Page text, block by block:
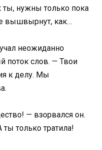
ты, нужны только пока
вышвырнут, как…
неожиданно
поток слов. — Твои
к делу. Мы
— взорвался он.
только тратила!